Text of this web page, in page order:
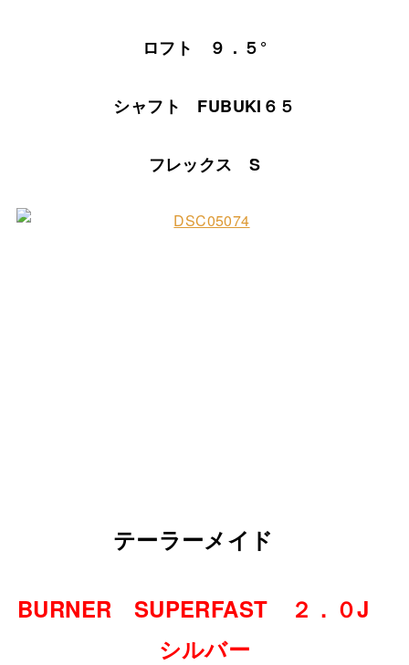
ロフト ９．５°
シャフト FUBUKI６５
フレックス S
テーラーメイド
BURNER SUPERFAST ２．０J
シルバー